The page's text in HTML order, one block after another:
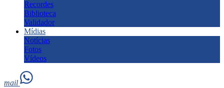
Recordes
Biblioteca
Validador
Mídias
Notícias
Fotos
Vídeos
mail